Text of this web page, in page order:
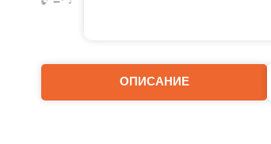
ОПИСАНИЕ